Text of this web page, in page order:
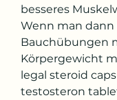
besseres
Wenn man dann
Bauchübungen
Körpergewicht
legal steroid
testosteron